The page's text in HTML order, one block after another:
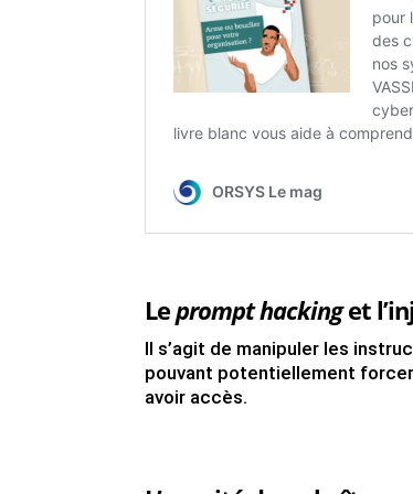
Leprompt hackinget
Il s’agit de manipuler les
pouvant potentiellement
avoir accès.